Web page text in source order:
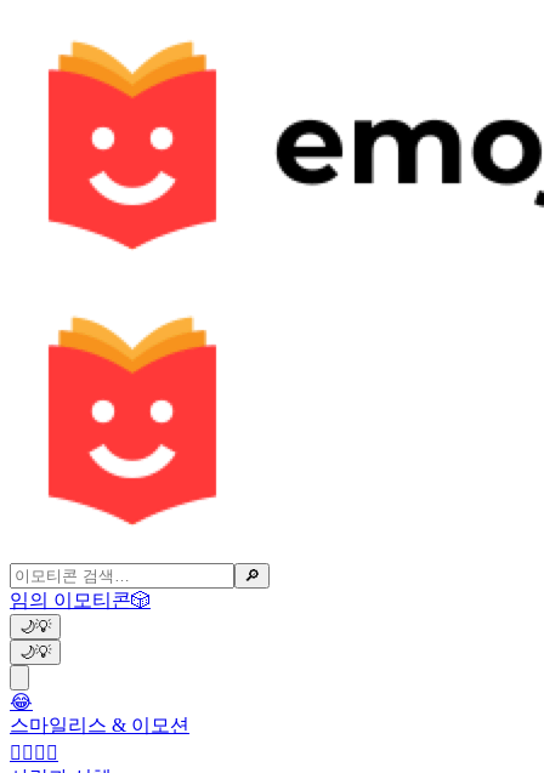
🔎
임의 이모티콘🎲
🌙💡
🌙💡
😂
스마일리스 & 이모션
👩‍❤️‍💋‍👨